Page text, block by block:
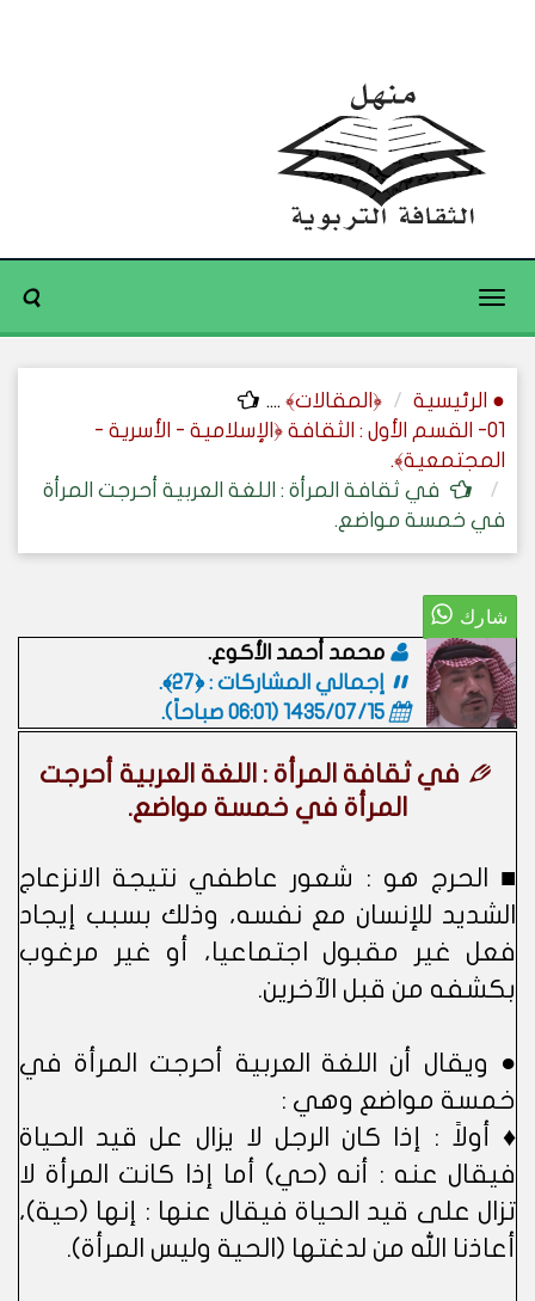
Toggle
● الرئيسية ﴿المقالات﴾ ....
01- القسم الأول : الثقافة ﴿الإسلامية - الأسرية -
المجتمعية﴾.
في ثقافة المرأة : اللغة العربية أحرجت المرأة
في خمسة مواضع.
محمد أحمد الأكوع.
إجمالي المشاركات : ﴿27﴾.
1435/07/15 (06:01 صباحاً)
.
في ثقافة المرأة : اللغة العربية أحرجت
المرأة في خمسة مواضع.
■ الحرج هو : شعور عاطفي نتيجة الانزعاج
الشديد للإنسان مع نفسه، وذلك بسبب إيجاد
فعل غير مقبول اجتماعيا، أو غير مرغوب
بكشفه من قبل الآخرين.
● ويقال أن اللغة العربية أحرجت المرأة في
خمسة مواضع وهي :
♦ أولاً : إذا كان الرجل لا يزال عل قيد الحياة
فيقال عنه : أنه (حي) أما إذا كانت المرأة لا
تزال على قيد الحياة فيقال عنها : إنها (حية)،
أعاذنا الله من لدغتها (الحية وليس المرأة).